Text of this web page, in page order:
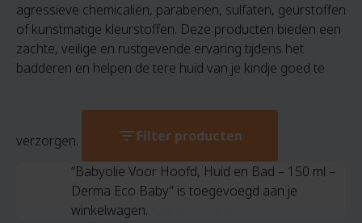
agressieve chemicaliën, parabenen, sulfaten, geurstoffen
of kunstmatige kleurstoffen. Deze producten bieden een
zachte, veilige en rustgevende ervaring tijdens het
badderen en helpen de tere huid van je kindje goed te
verzorgen. filter_listFilter producten
“Babyolie Voor Hoofd, Huid en Bad – 150 ml –
Derma Eco Baby” is toegevoegd aan je
winkelwagen.